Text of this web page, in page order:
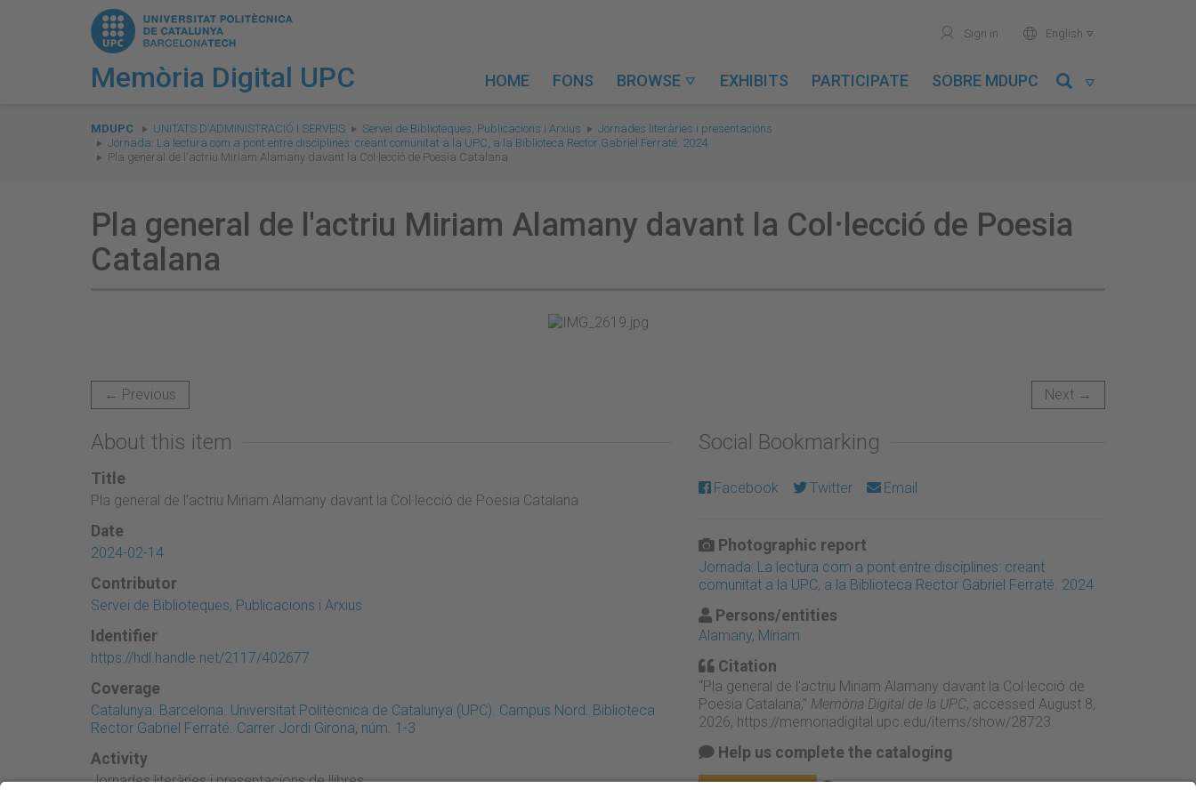
Memòria Digital UPC
user Sign in world English 
HOME FONS BROWSE  EXHIBITS PARTICIPATE SOBRE MDUPC 
are
here:
MDUPC UNITATS D'ADMINISTRACIÓ I SERVEIS Servei de Biblioteques, Publicacions i Arxius
Jornades literàries i presentacions
Jornada: La lectura com a pont entre disciplines: creant comunitat a la UPC, a la Biblioteca Rector Gabriel Ferraté. 2024
Pla general de l'actriu Miriam Alamany davant la Col·lecció de Poesia Catalana
Pla general de l'actriu Miriam Alamany davant la Col·lecció de Poesia
Catalana
← Previous Next →
About this item
Title
Pla general de l'actriu Miriam Alamany davant la Col·lecció de Poesia Catalana
Date
2024-02-14
Contributor
Servei de Biblioteques, Publicacions i Arxius
Identifier
https://hdl.handle.net/2117/402677
Coverage
Catalunya. Barcelona. Universitat Politècnica de Catalunya (UPC). Campus Nord. Biblioteca
Rector Gabriel Ferraté. Carrer Jordi Girona, núm. 1-3
Activity
Jornades literàries i presentacions de llibres
Social Bookmarking
Facebook Twitter Email
Photographic report
Jornada: La lectura com a pont entre disciplines: creant
comunitat a la UPC, a la Biblioteca Rector Gabriel Ferraté. 2024
Persons/entities
Alamany, Míriam
Citation
“Pla general de l'actriu Miriam Alamany davant la Col·lecció de
Poesia Catalana,” Memòria Digital de la UPC, accessed August 8,
2026, https://memoriadigital.upc.edu/items/show/28723
Help us complete the cataloging